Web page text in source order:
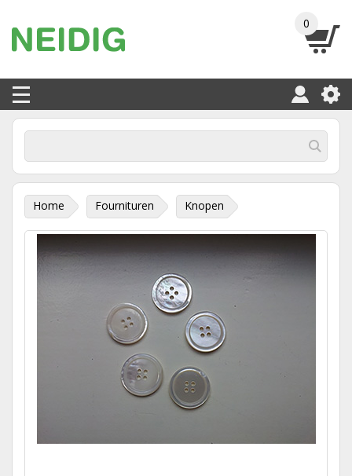
0
Home Fournituren Knopen